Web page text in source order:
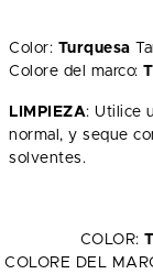
Color: Turquesa
Colore del marco:
LIMPIEZA: Utilice
normal, y seque
solventes.
COLOR:
COLORE DEL